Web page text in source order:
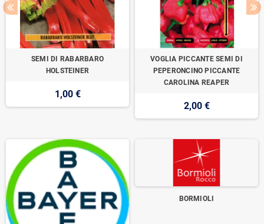
SEMI DI RABARBARO
HOLSTEINER
1,00 €
VOGLIA PICCANTE SEMI DI
PEPERONCINO PICCANTE
CAROLINA REAPER
2,00 €
BORMIOLI